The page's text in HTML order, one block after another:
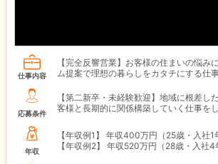
仕事内容
【完全反響営業】お客様の住まいの悩み
ム提案で理想の暮らしをカタチにする仕
応募条件
【第二新卒・未経験歓迎】地域に根差し
客様と長期的に関係構築していく仕事を
年収
【年収例1】
年収400万円（25歳・入社1
【年収例2】
年収520万円（28歳・入社4